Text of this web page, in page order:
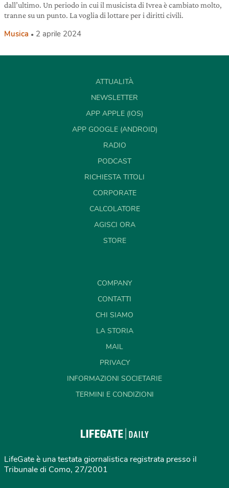
dall’ultimo. Un periodo in cui il musicista di Ivrea è cambiato molto,
tranne su un punto. La voglia di lottare per i diritti civili.
Musica 2 aprile 2024
ATTUALITÀ
NEWSLETTER
APP APPLE (IOS)
APP GOOGLE (ANDROID)
RADIO
PODCAST
RICHIESTA TITOLI
CORPORATE
CALCOLATORE
AGISCI ORA
STORE
COMPANY
CONTATTI
CHI SIAMO
LA STORIA
MAIL
PRIVACY
INFORMAZIONI SOCIETARIE
TERMINI E CONDIZIONI
LifeGate è una testata giornalistica registrata presso il
Tribunale di Como, 27/2001